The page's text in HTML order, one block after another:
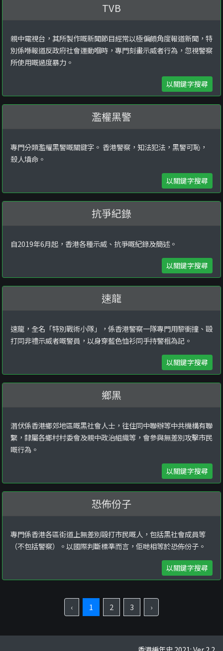
TVB
親中電視台，其所製作嘅新聞節目經常以極偏頗角度報道新聞，特
別係喺報道反政府社會運動嗰時，專門刻畫示威者行為，忽視警察
所使用嘅過度暴力。
以關鍵字搜尋
濫權黑警
專門分類濫權黑警嘅關鍵字。 香港警察，知法犯法，黑警可恥，
殺人填命。
以關鍵字搜尋
抗爭紀錄
自2019年6月起，香港各種示威、抗爭嘅紀錄及簡述。
以關鍵字搜尋
速龍
速龍，全名「特別戰術小隊」，係香港警察一隊專門用黎衝撞、毆
打同非禮示威者嘅警員，以身穿藍色恤衫同手持警棍為記。
以關鍵字搜尋
鄉黑
潛伏係香港鄉郊地區嘅黑社會人士，往住同中聯辦等中共機構有聯
繫，隸屬各鄉村村委會及親中政治組織等，會參與無差別攻擊市民
嘅行為。
以關鍵字搜尋
恐佈份子
專門係香港各區街道上無差別毆打市民嘅人，包括黑社會成員等
（不包括警察）。以國際判斷標準而言，佢哋相等於恐佈份子。
以關鍵字搜尋
‹ 1 2 3 ›